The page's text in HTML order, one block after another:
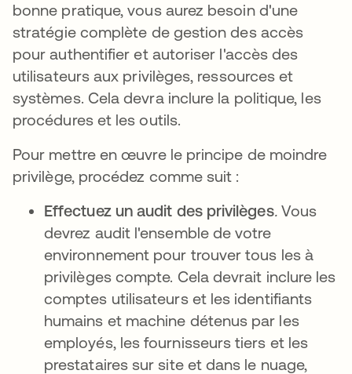
bonne pratique, vous aurez besoin d'une
stratégie complète de gestion des accès
pour authentifier et autoriser l'accès des
utilisateurs aux privilèges, ressources et
systèmes. Cela devra inclure la politique, les
procédures et les outils.
Pour mettre en œuvre le principe de moindre
privilège, procédez comme suit :
Effectuez un audit des privilèges.Vous
devrez audit l'ensemble de votre
environnement pour trouver tous les à
privilèges compte. Cela devrait inclure les
comptes utilisateurs et les identifiants
humains et machine détenus par les
employés, les fournisseurs tiers et les
prestataires sur site et dans le nuage,